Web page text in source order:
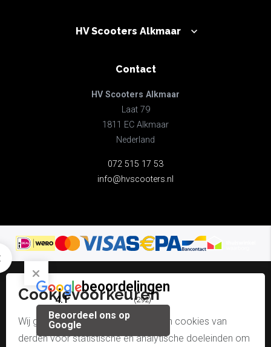
HV Scooters Alkmaar
Contact
HV Scooters Alkmaar
Laat 79
1811 EC Alkmaar
Nederland
072 515 17 53
info@hvscooters.nl
© hv scooters alkmaar
algemene voorwaarden
disclaimer & copyright
beoordelingen
4.1 (292)
Beoordeel ons op
Google
Cookievoorkeuren
Wij gebruiken onze eigen cookies en cookies van
derden voor statistische en analytische doeleinden om